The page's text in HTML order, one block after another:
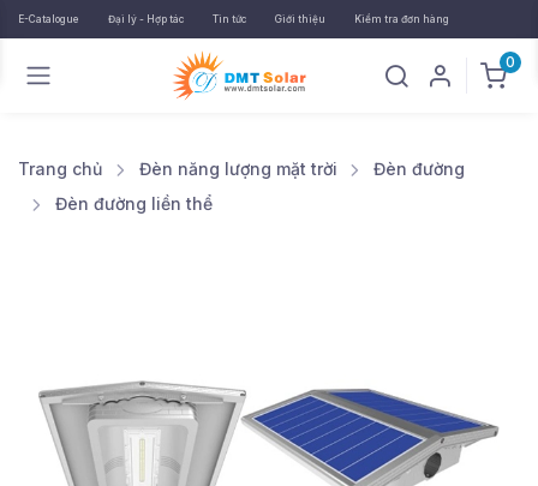
E-Catalogue Đại lý - Hợp tác Tin tức Giới thiệu Kiểm tra đơn hàng
0
Trang chủ Đèn năng lượng mặt trời
Đèn đường
Đèn đường liền thể